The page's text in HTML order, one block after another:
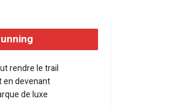
rendre le trail
en devenant
de luxe